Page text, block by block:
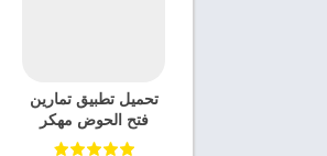
تحميل تطبيق تمارين
فتح الحوض مهكر
للاندرويد 2024